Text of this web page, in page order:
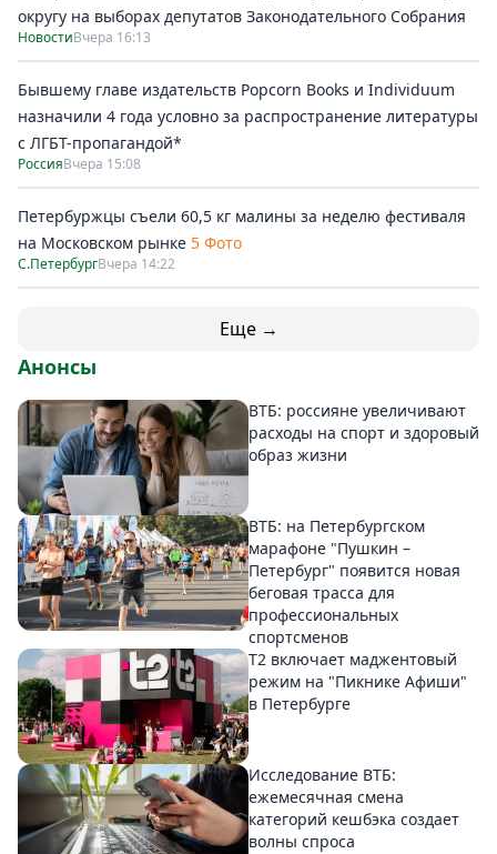
округу на выборах депутатов Законодательного Собрания
НовостиВчера 16:13
Бывшему главе издательств Popcorn Books и Individuum
назначили 4 года условно за распространение литературы
с ЛГБТ-пропагандой*
РоссияВчера 15:08
Петербуржцы съели 60,5 кг малины за неделю фестиваля
на Московском рынке 5 Фото
С.ПетербургВчера 14:22
Еще →
Анонсы
ВТБ: россияне увеличивают
расходы на спорт и здоровый
образ жизни
ВТБ: на Петербургском
марафоне "Пушкин –
Петербург" появится новая
беговая трасса для
профессиональных
спортсменов
Т2 включает маджентовый
режим на "Пикнике Афиши"
в Петербурге
Исследование ВТБ:
ежемесячная смена
категорий кешбэка создает
волны спроса